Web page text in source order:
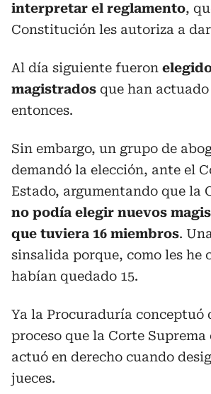
interpretar el reglamento,
Constitución les autoriza a
Al día siguiente fueron
magistrados que han actuado
entonces.
Sin embargo, un grupo de
demandó la elección, ante el
Estado, argumentando que la
no podía elegir nuevos
que tuviera 16 miembros.
sinsalida porque, como les he
habían quedado 15.
Ya la Procuraduría conceptuó
proceso que la Corte
actuó en derecho cuando
jueces.